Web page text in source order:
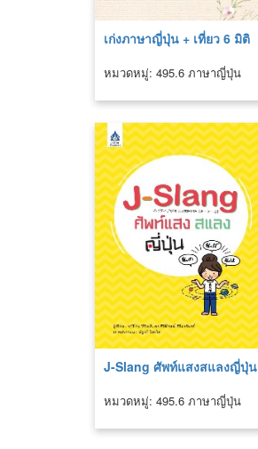
เก่งภาษาญี่ปุ่น + เที่ยว 6 มิติ
หมวดหมู่: 495.6 ภาษาญี่ปุ่น
J-Slang ศัพท์แสงสแลงญี่ปุ่น
หมวดหมู่: 495.6 ภาษาญี่ปุ่น